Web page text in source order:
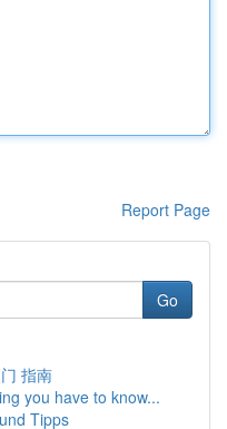
Report Page
Go
指南
you have to know...
Tipps